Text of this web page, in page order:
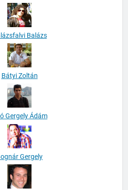
Balázs
Bátyi Zoltán
Gergely Ádám
Gergely